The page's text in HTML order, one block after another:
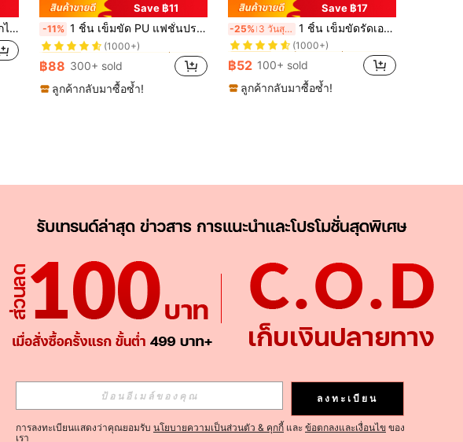
งเกง
Save ฿11
-11% 1 ชิ้น เข็มขัด PU แฟชั่นประดับเลื่อมและตาไก่สำหรับผู้หญิง เหมาะสำหรับงานคาร์นิวัล กลับโรงเรียน คริสต์มาส ฮาโลวีน และสวมใส่ประจำวัน
#1 ขายดี
ใน ตาไก่แบบห่วง เครื่องประดับเข็มขัดและเข็มขัดผู้ห
(1000+)
#1 ขายดี
(1000+)
#1 ขายดี
(1000+)
#1 ขายดี
ใน ตาไก่แบบห่วง เครื่องประดับเข็มขัดและเข็มขัดผู้ห
(1000+)
฿88 300+ sold
ลูกค้ากลับมาซื้อซ้ำ!
Save ฿17
-25% 3 วันสุดท้าย 1 ชิ้น เข็มขัดรัดเอว PU โลหะหัวเข็มขัดแบบอสมมาตรประดับพลอยเทียมสไตล์พังก์สำหรับผู้หญิง เหมาะสำหรับปาร์ตี้, ท่องเที่ยว, ฤดูร้อน, โรงเรียน, ฤดูใบไม้ร่วง, ฮาโลวีน
#3 ขายดี
ใน เข็มขัดทอ เครื่องประดับเข็มขัดและเข็มขัดผู้หญิง
(1000+)
#3 ขายดี
(1000+)
#3 ขายดี
(1000+)
#3 ขายดี
ใน เข็มขัดทอ เครื่องประดับเข็มขัดและเข็มขัดผู้หญิง
(1000+)
฿52 100+ sold
ลูกค้ากลับมาซื้อซ้ำ!
ติดตาม
ลงทะเบียน
การลงทะเบียนแสดงว่าคุณยอมรับ นโยบายความเป็นส่วนตัว & คุกกี้ และ ข้อตกลงและเงื่อนไข ของ
เรา